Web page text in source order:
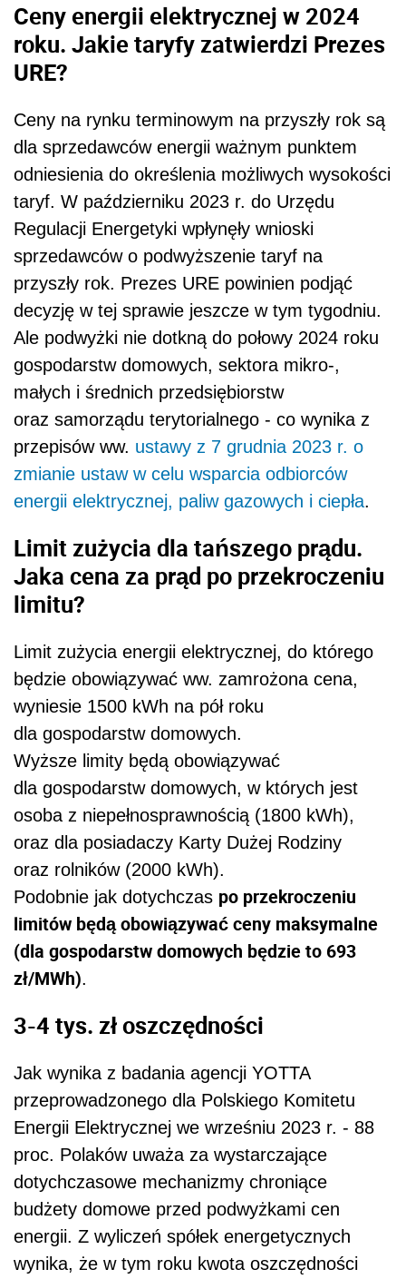
Ceny energii elektrycznej w 2024
roku. Jakie taryfy zatwierdzi Prezes
URE?
Ceny na rynku terminowym na przyszły rok są
dla sprzedawców energii ważnym punktem
odniesienia do określenia możliwych wysokości
taryf. W październiku 2023 r. do Urzędu
Regulacji Energetyki wpłynęły wnioski
sprzedawców o podwyższenie taryf na
przyszły rok. Prezes URE powinien podjąć
decyzję w tej sprawie jeszcze w tym tygodniu.
Ale podwyżki nie dotkną do połowy 2024 roku
gospodarstw domowych, sektora mikro-,
małych i średnich przedsiębiorstw
oraz samorządu terytorialnego - co wynika z
przepisów ww. ustawy z 7 grudnia 2023 r. o
zmianie ustaw w celu wsparcia odbiorców
energii elektrycznej, paliw gazowych i ciepła.
Limit zużycia dla tańszego prądu.
Jaka cena za prąd po przekroczeniu
limitu?
Limit zużycia energii elektrycznej, do którego
będzie obowiązywać ww. zamrożona cena,
wyniesie 1500 kWh na pół roku
dla gospodarstw domowych.
Wyższe limity będą obowiązywać
dla gospodarstw domowych, w których jest
osoba z niepełnosprawnością (1800 kWh),
oraz dla posiadaczy Karty Dużej Rodziny
oraz rolników (2000 kWh).
Podobnie jak dotychczas po przekroczeniu
limitów będą obowiązywać ceny maksymalne
(dla gospodarstw domowych będzie to 693
zł/MWh).
3-4 tys. zł oszczędności
Jak wynika z badania agencji YOTTA
przeprowadzonego dla Polskiego Komitetu
Energii Elektrycznej we wrześniu 2023 r. - 88
proc. Polaków uważa za wystarczające
dotychczasowe mechanizmy chroniące
budżety domowe przed podwyżkami cen
energii. Z wyliczeń spółek energetycznych
wynika, że w tym roku kwota oszczędności